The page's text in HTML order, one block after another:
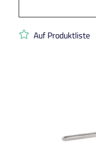
Auf Produktliste